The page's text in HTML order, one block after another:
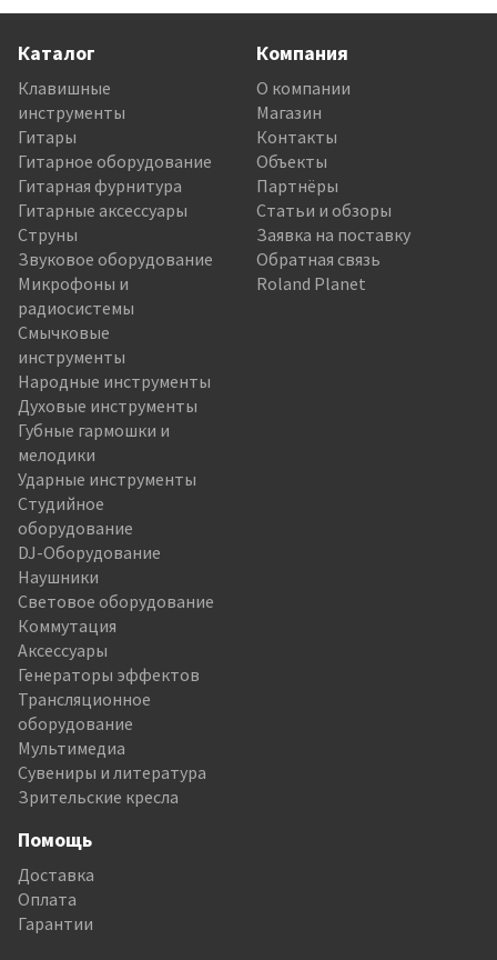
Каталог
Клавишные
инструменты
Гитары
Гитарное оборудование
Гитарная фурнитура
Гитарные аксессуары
Струны
Звуковое оборудование
Микрофоны и
радиосистемы
Смычковые
инструменты
Народные инструменты
Духовые инструменты
Губные гармошки и
мелодики
Ударные инструменты
Студийное
оборудование
DJ-Оборудование
Наушники
Световое оборудование
Коммутация
Аксессуары
Генераторы эффектов
Трансляционное
оборудование
Мультимедиа
Сувениры и литература
Зрительские кресла
Компания
О компании
Магазин
Контакты
Объекты
Партнёры
Статьи и обзоры
Заявка на поставку
Обратная связь
Roland Planet
Помощь
Доставка
Оплата
Гарантии